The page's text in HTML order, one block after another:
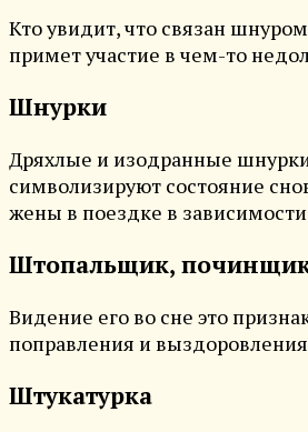
Кто увидит, что связан
примет участие в чем-то
Шнурки
Дряхлые и изодранные
символизируют состояние
жены в поездке в зависимости
Штопальщик,
Видение его во сне это
поправления и
Штукатурка